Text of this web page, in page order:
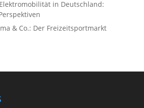
in Deutschland:
& Co.: Der Freizeitsportmarkt